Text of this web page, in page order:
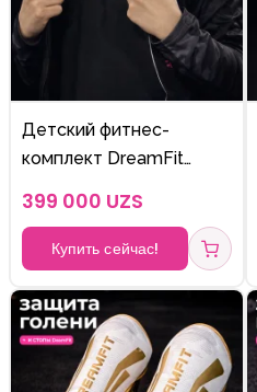
Детский фитнес-
комплект DreamFit
модель V (военный
цвет)
399 000 UZS
Купить сейчас!